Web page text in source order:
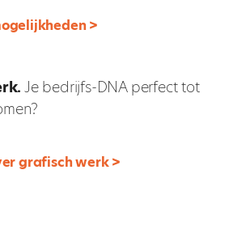
>
Je bedrijfs-DNA perfect tot
grafisch werk >